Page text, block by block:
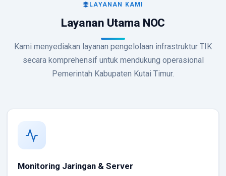
LAYANAN KAMI
Layanan Utama NOC
Kami menyediakan layanan pengelolaan infrastruktur TIK
secara komprehensif untuk mendukung operasional
Pemerintah Kabupaten Kutai Timur.
Monitoring Jaringan & Server